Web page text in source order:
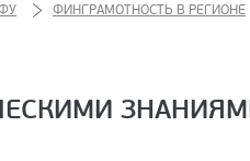
ФИНГРАМОТНОСТЬ В РЕГИОНЕ